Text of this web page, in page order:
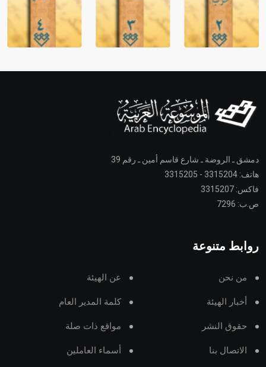
دمشق ـ الروضة ـ شارع قاسم أمين ـ رقم 39
هاتف: 3315204 - 3315205
فاكس: 3315207
ص.ب: 7296
روابط متنوعة
من نحن عن الهيئة
أخبار الهيئة كلمة المدير العام
حقوق النشر مواقع ذات صلة
الاتصال بنا أسماء العاملين